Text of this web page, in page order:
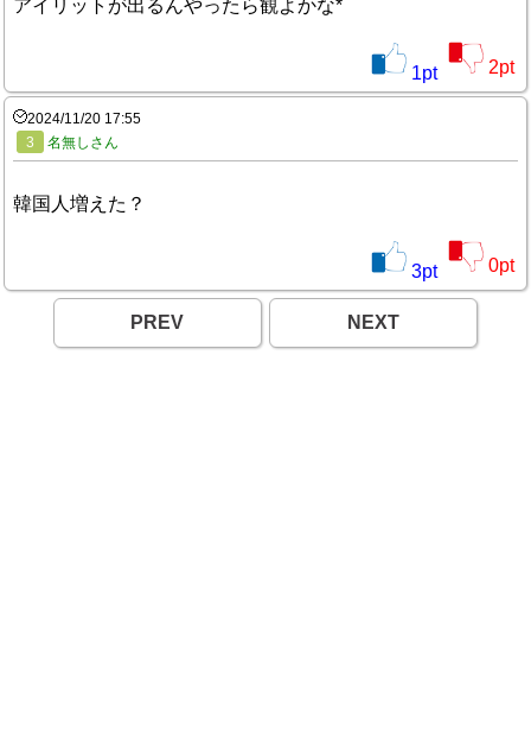
アイリットが出るんやったら観よかな*
1pt 2pt
2024/11/20 17:55
3
名無しさん
韓国人増えた？
3pt 0pt
PREV NEXT